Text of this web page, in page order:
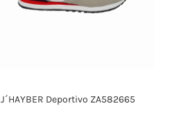
J´HAYBER Deportivo ZA582665